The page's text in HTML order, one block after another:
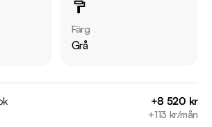
kr
är förbrukning endast 0.51 l/mil
2027-05-31
Färg
Grå
+8 520 kr
+113 kr/mån